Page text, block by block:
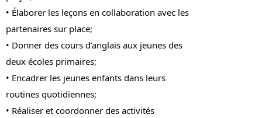
• Élaborer les leçons en collaboration avec les
partenaires sur place;
• Donner des cours d’anglais aux jeunes des
deux écoles primaires;
• Encadrer les jeunes enfants dans leurs
routines quotidiennes;
• Réaliser et coordonner des activités